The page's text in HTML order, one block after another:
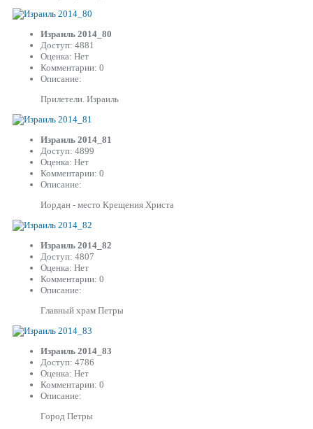
Израиль 2014_80
Доступ: 4881
Оценка: Нет
Комментарии: 0
Описание:
Прилетели. Израиль
Израиль 2014_81
Доступ: 4899
Оценка: Нет
Комментарии: 0
Описание:
Иордан - место Крещения Христа
Израиль 2014_82
Доступ: 4807
Оценка: Нет
Комментарии: 0
Описание:
Главный храм Петры
Израиль 2014_83
Доступ: 4786
Оценка: Нет
Комментарии: 0
Описание:
Город Петры